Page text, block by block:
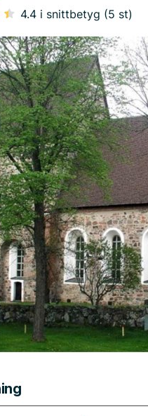
4.4 i snittbetyg (5 st)